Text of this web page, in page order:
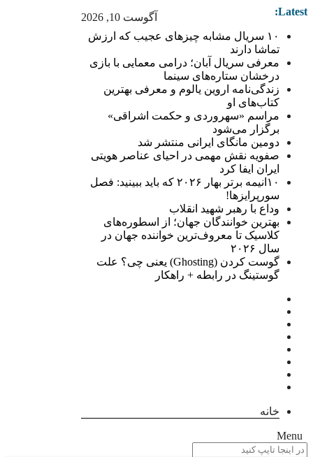
آگوست 10, 2026 Latest:
۱۰ سریال مشابه چیزهای عجیب که ارزش
تماشا دارند
معرفی سریال آبان؛ درامی معمایی با بازی
درخشان ستاره‌های سینما
زندگی‌نامه اروین یالوم و معرفی بهترین
کتاب‌های او
مراسم «سهروردی و حکمت اشراقی»
برگزار می‌شود
دومین مانگای ایرانی منتشر شد
صفویه نقش مهمی در احیای عناصر هویتی
ایران ایفا کرد
۱۰انیمه برتر بهار ۲۰۲۶ که باید ببینید: فصل
سورپرایزها!
وداع با رهبر شهید انقلاب
بهترین خوانندگان جهان؛ از اسطوره‌های
کلاسیک تا معروف‌ترین خواننده جهان در
سال ۲۰۲۶
گوست کردن (Ghosting) یعنی چی؟ علت
گوستینگ در رابطه + راهکار
خانه
Menu